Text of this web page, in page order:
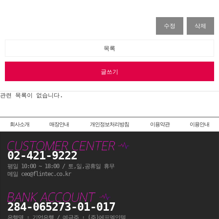
수정 삭제
목록
글쓰기
관련 목록이 없습니다.
회사소개 매장안내 개인정보처리방침 이용약관 이용안내
02-421-9222
평일 10:00 ~ 18:00 / 토,일,공휴일 휴무
메일 ceo@flintec.co.kr
284-065273-01-017
은행명 : 기업은행 / 예금주 : (주)에프엘인텍